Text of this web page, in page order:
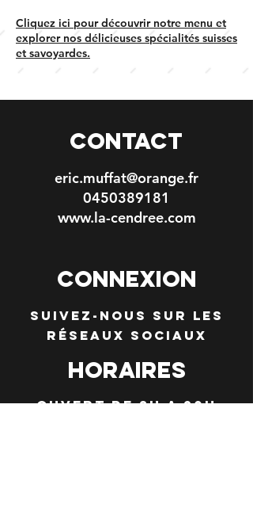
Cliquez ici pour découvrir notre menu et
explorer nos délicieuses spécialités suisses
et savoyardes.
CONTACT
eric.muffat@orange.fr
0450389181
www.la-cendree.com
ConneXION
Suivez-nous sur les
réseaux sociaux
Horaires
Ouvert de 8H a 20h